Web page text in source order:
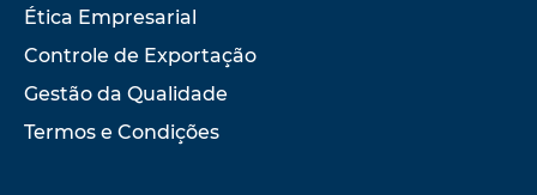
Ética Empresarial
Controle de Exportação
Gestão da Qualidade
Termos e Condições